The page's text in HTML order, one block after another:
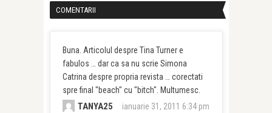
COMENTARII
Buna. Articolul despre Tina Turner e
fabulos … dar ca sa nu scrie Simona
Catrina despre propria revista … corectati
spre final "beach" cu "bitch". Multumesc.
TANYA25 ianuarie 31, 2011 6:34 pm